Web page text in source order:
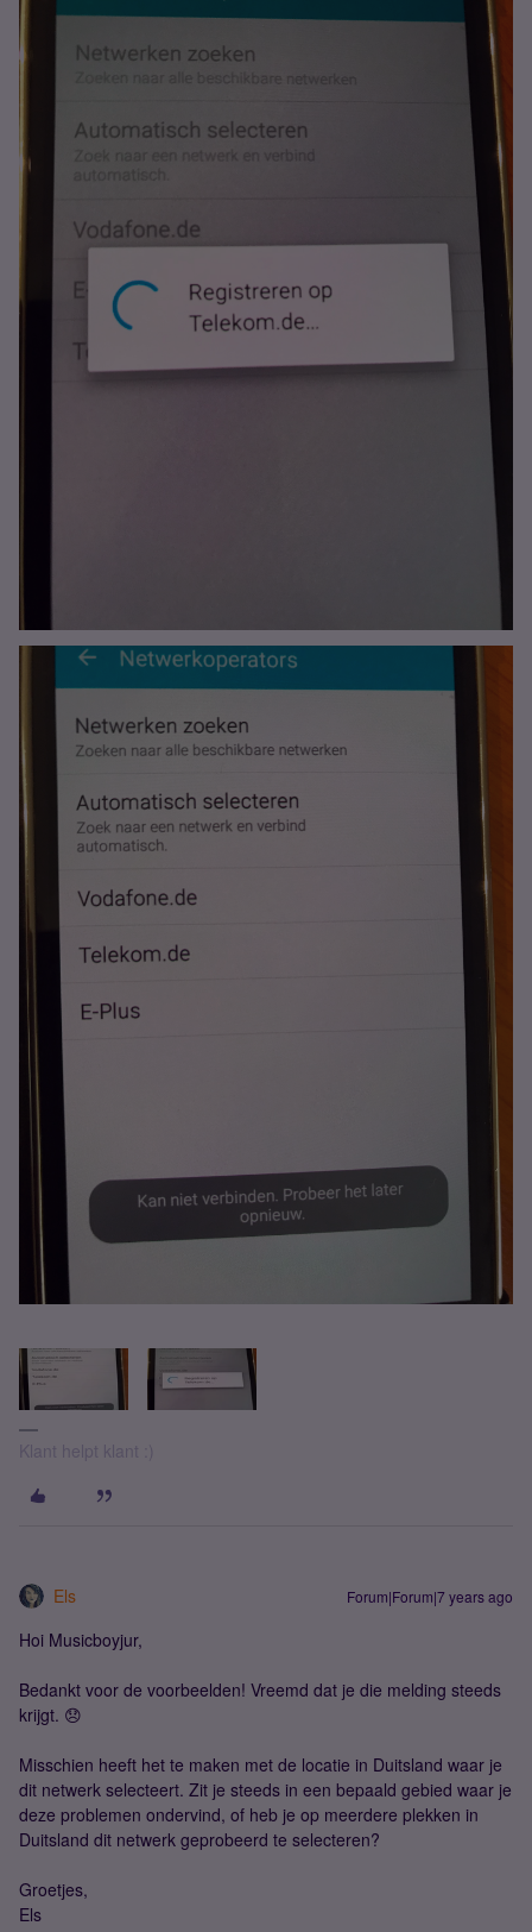
Klant helpt klant :)
Els Forum|Forum|7 years ago
Hoi Musicboyjur,
Bedankt voor de voorbeelden! Vreemd dat je die melding steeds
krijgt. 😞
Misschien heeft het te maken met de locatie in Duitsland waar je
dit netwerk selecteert. Zit je steeds in een bepaald gebied waar je
deze problemen ondervind, of heb je op meerdere plekken in
Duitsland dit netwerk geprobeerd te selecteren?
Groetjes,
Els